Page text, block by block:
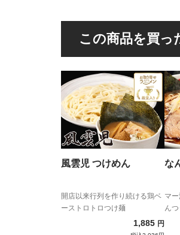
この商品を買っ
風雲児 つけめん
開店以来行列を作り続ける鶏ベ
ーストロトロつけ麺
1,885 円
な
マ
ん